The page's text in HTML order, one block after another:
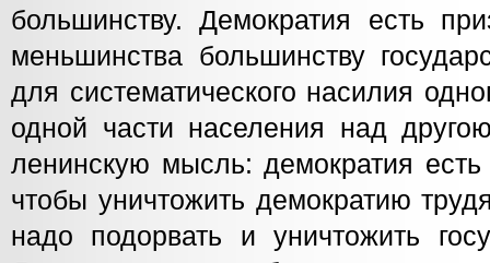
большинству. Демократия есть
меньшинства большинству
для систематического насилия
одной части населения над
ленинскую мысль: демократия есть
чтобы уничтожить демократию
надо подорвать и уничтожить